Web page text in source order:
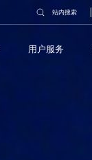
用户服务
站内搜索